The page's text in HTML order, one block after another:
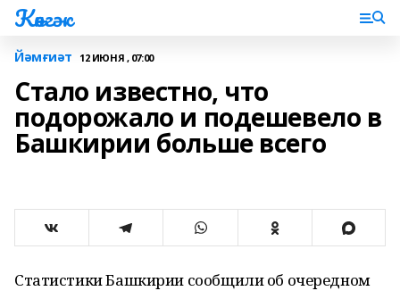
Көнгәк
Йәмғиәт 12 ИЮНЯ , 07:00
Стало известно, что
подорожало и подешевело в
Башкирии больше всего
Статистики Башкирии сообщили об очередном